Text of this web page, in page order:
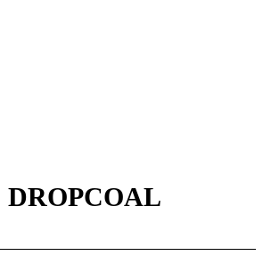
DROPCOAL